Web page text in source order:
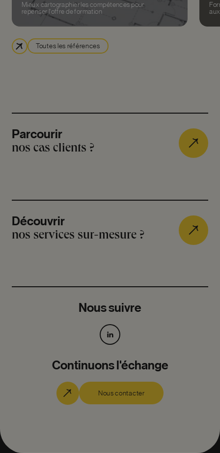
Mieux cartographier les compétences pour
repenser l'offre de formation
Toutes les références
Parcourir
nos cas clients ?
Découvrir
nos services sur-mesure ?
Nous suivre
Continuons l'échange
Nous contacter